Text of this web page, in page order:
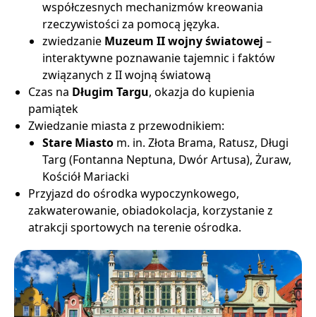
współczesnych mechanizmów kreowania
rzeczywistości za pomocą języka.
zwiedzanie Muzeum II wojny światowej –
interaktywne poznawanie tajemnic i faktów
związanych z II wojną światową
Czas na Długim Targu, okazja do kupienia
pamiątek
Zwiedzanie miasta z przewodnikiem:
Stare Miasto m. in. Złota Brama, Ratusz, Długi
Targ (Fontanna Neptuna, Dwór Artusa), Żuraw,
Kościół Mariacki
Przyjazd do ośrodka wypoczynkowego,
zakwaterowanie, obiadokolacja, korzystanie z
atrakcji sportowych na terenie ośrodka.